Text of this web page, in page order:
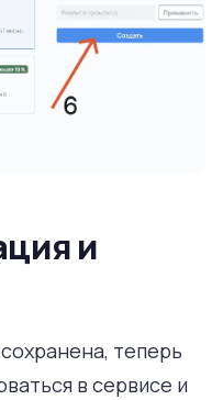
и
теперь
в сервисе и